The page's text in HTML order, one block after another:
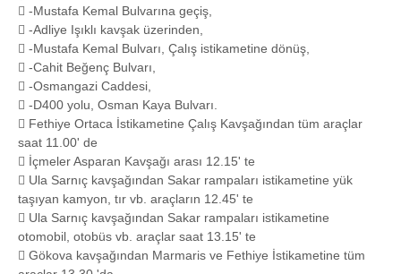
 -Mustafa Kemal Bulvarına geçiş,
 -Adliye Işıklı kavşak üzerinden,
 -Mustafa Kemal Bulvarı, Çalış istikametine dönüş,
 -Cahit Beğenç Bulvarı,
 -Osmangazi Caddesi,
 -D400 yolu, Osman Kaya Bulvarı.
 Fethiye Ortaca İstikametine Çalış Kavşağından tüm araçlar
saat 11.00' de
 İçmeler Asparan Kavşağı arası 12.15' te
 Ula Sarnıç kavşağından Sakar rampaları istikametine yük
taşıyan kamyon, tır vb. araçların 12.45' te
 Ula Sarnıç kavşağından Sakar rampaları istikametine
otomobil, otobüs vb. araçlar saat 13.15' te
 Gökova kavşağından Marmaris ve Fethiye İstikametine tüm